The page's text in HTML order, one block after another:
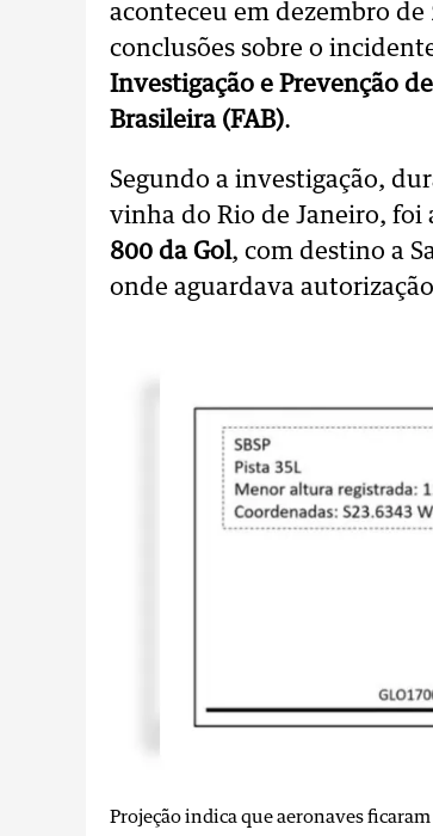
aconteceu em dezembro
conclusões sobre o
Investigação e Prevenção
Brasileira (FAB).
Segundo a investigação,
vinha do Rio de Janeiro, foi
800 da Gol, com destino a
onde aguardava
Projeção indica que aeronaves